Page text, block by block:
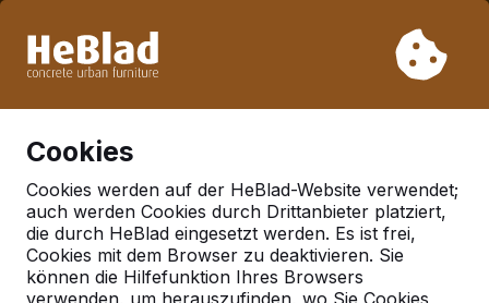
Woche 33 nicht. Bitte berücksichtigen Sie daher längere
Cookies
Cookies werden auf der HeBlad-Website verwendet;
auch werden Cookies durch Drittanbieter platziert,
die durch HeBlad eingesetzt werden. Es ist frei,
Cookies mit dem Browser zu deaktivieren. Sie
können die Hilfefunktion Ihres Browsers
verwenden, um herauszufinden, wo Sie Cookies
Deutschland
Referenties in: